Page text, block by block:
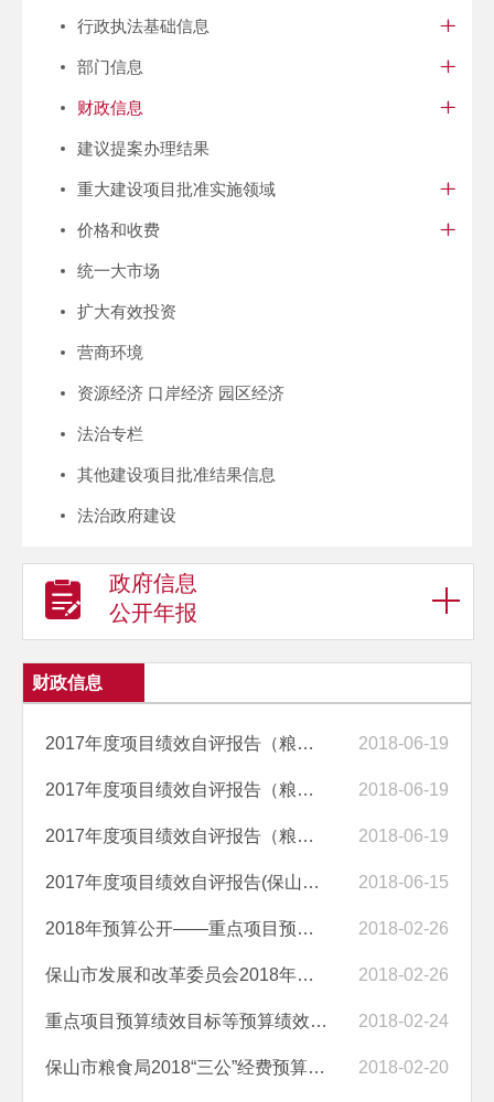
行政执法基础信息
部门信息
财政信息
建议提案办理结果
重大建设项目批准实施领域
价格和收费
统一大市场
扩大有效投资
营商环境
资源经济 口岸经济 园区经济
法治专栏
其他建设项目批准结果信息
法治政府建设
政府信息
公开年报
财政信息
2017年度项目绩效自评报告（粮油质量监测工作经费） 2018-06-19
2017年度项目绩效自评报告（粮食安全管理经费） 2018-06-19
2017年度项目绩效自评报告（粮安工程项目建设市级配套资金） 2018-06-19
2017年度项目绩效自评报告(保山市发改委项目前期工作经费项目) 2018-06-15
2018年预算公开——重点项目预算绩效目标等预算绩效情况说明 2018-02-26
保山市发展和改革委员会2018年部门预算编制说明 2018-02-26
重点项目预算绩效目标等预算绩效情况说明 2018-02-24
保山市粮食局2018“三公”经费预算情况 2018-02-20